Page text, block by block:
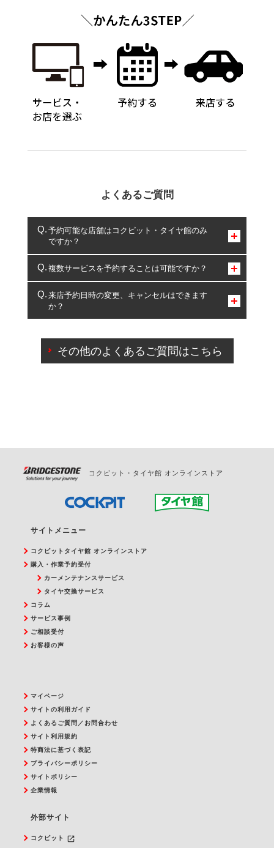
よくあるご質問
予約可能な店舗はコクピット・タイヤ館のみ
ですか？
コクピット・タイヤ館のみとなります。
複数サービスを予約することは可能ですか？
複数サービスのご予約は可能です。
一部の商品・サービスの組み合わせに限り、同時にご予約が
出来ないものもございます。
来店予約日時の変更、キャンセルはできます
か？
ご来店予約日の3営業日前を過ぎている場合のご予約
の日時変更につきましては、直接ご予約の店舗まで
その他のよくあるご質問はこちら
コクピット・タイヤ館 オンラインストア
サイトメニュー
コクピットタイヤ館 オンラインストア
購入・作業予約受付
カーメンテナンスサービス
タイヤ交換サービス
コラム
サービス事例
ご相談受付
お客様の声
マイページ
サイトの利用ガイド
よくあるご質問／お問合わせ
サイト利用規約
特商法に基づく表記
プライバシーポリシー
サイトポリシー
企業情報
外部サイト
コクピット
launch